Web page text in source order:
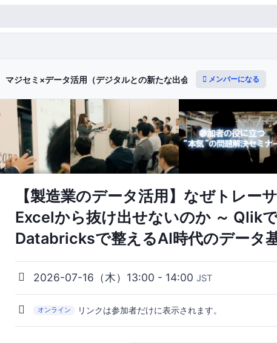
マジセミ×データ活用（デジタルとの新たな出会いと体験）メンバーになる
【製造業のデータ活用】なぜトレー
Excelから抜け出せないのか ～ Qlik
Databricksで整えるAI時代のデータ
2026-07-16（木）13:00 - 14:00 JST
オンライン リンクは参加者だけに表示されます。